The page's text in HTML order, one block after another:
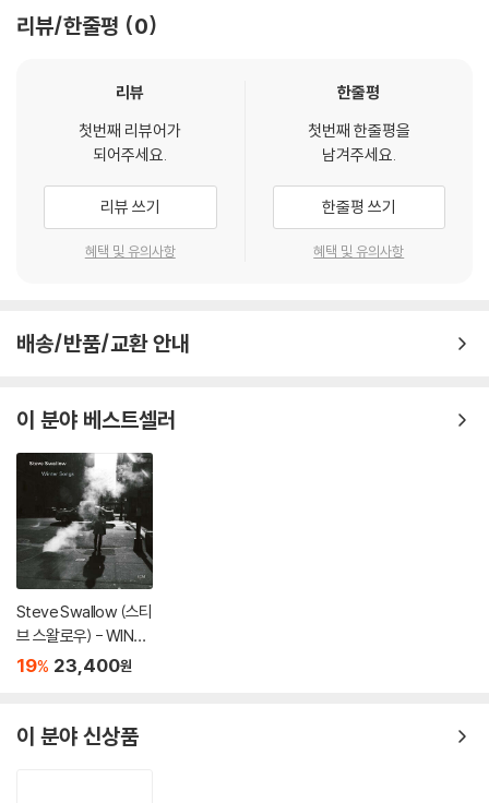
PetrosKlampanisVideo
리뷰/한줄평 0
리뷰
첫번째 리뷰어가
되어주세요.
리뷰 쓰기
혜택 및 유의사항
한줄평
첫번째 한줄평을
남겨주세요.
한줄평 쓰기
혜택 및 유의사항
배송/반품/교환 안내
이 분야 베스트셀러
Steve Swallow (스티
브 스왈로우) - WINTE
R SONGS
19% 23,400원
이 분야 신상품